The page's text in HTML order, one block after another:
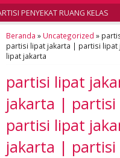
PENYEKAT RUANG KELAS
Beranda » Uncategorized »
partisi lipat jakarta | partisi
lipat jakarta
partisi lipat
jakarta |
partisi lipat
jakarta | partisi